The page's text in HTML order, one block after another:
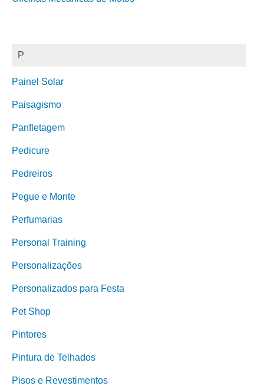
P
Painel Solar
Paisagismo
Panfletagem
Pedicure
Pedreiros
Pegue e Monte
Perfumarias
Personal Training
Personalizações
Personalizados para Festa
Pet Shop
Pintores
Pintura de Telhados
Pisos e Revestimentos